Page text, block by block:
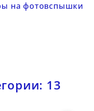
на фотовспышки
13